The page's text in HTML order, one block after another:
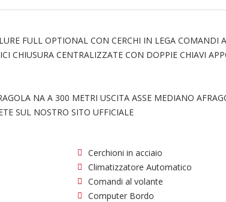
FULL OPTIONAL CON CERCHI IN LEGA COMANDI
CHIUSURA CENTRALIZZATE CON DOPPIE CHIAVI
NA A 300 METRI USCITA ASSE MEDIANO
SUL NOSTRO SITO UFFICIALE
Cerchioni in acciaio
Climatizzatore Automatico
Comandi al volante
Computer Bordo